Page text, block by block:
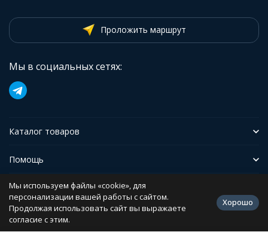
Проложить маршрут
Мы в социальных сетях:
Каталог товаров
Помощь
Иформация
Политика персональных данных
Мы используем файлы «cookie», для
персонализации вашей работы с сайтом.
Продолжая использовать сайт вы выражаете
согласие с этим.
Хорошо